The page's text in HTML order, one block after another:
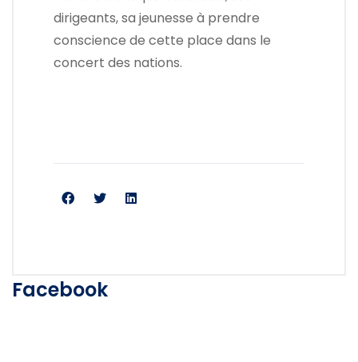
dirigeants, sa jeunesse à prendre
conscience de cette place dans le
concert des nations.
Facebook